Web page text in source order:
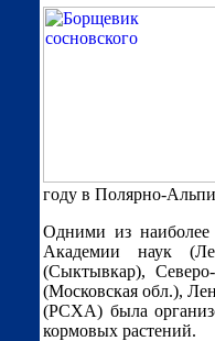
году в Полярно-
Одними из
Академии наук
(Сыктывкар),
(Московская обл.),
(РСХА) была
кормовых растений.